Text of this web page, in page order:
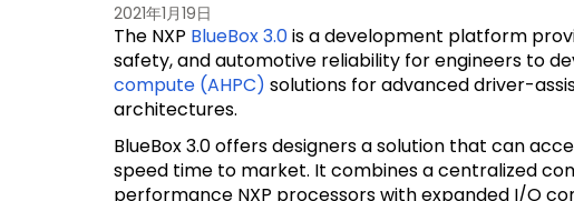
2021年1月19日
The NXP BlueBox 3.0is a development platform
safety, and automotive reliability for engineers to
compute (AHPC) solutions for advanced driver-
architectures.
BlueBox 3.0 offers designers a solution that can
speed time to market. It combines a centralized
performance NXP processors with expanded I/O